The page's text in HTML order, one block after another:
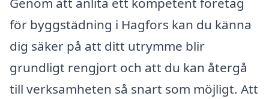
för byggstädning i Hagfors kan du känna
dig säker på att ditt utrymme blir
grundligt rengjort och att du kan återgå
till verksamheten så snart som möjligt. Att